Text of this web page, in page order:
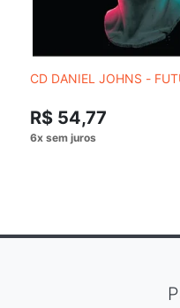
CD DANIEL JOHNS -
R$ 54,77